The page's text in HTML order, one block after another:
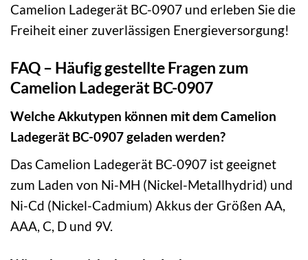
Camelion Ladegerät BC-0907 und erleben Sie die
Freiheit einer zuverlässigen Energieversorgung!
FAQ – Häufig gestellte Fragen zum
Camelion Ladegerät BC-0907
Welche Akkutypen können mit dem Camelion
Ladegerät BC-0907 geladen werden?
Das Camelion Ladegerät BC-0907 ist geeignet
zum Laden von Ni-MH (Nickel-Metallhydrid) und
Ni-Cd (Nickel-Cadmium) Akkus der Größen AA,
AAA, C, D und 9V.